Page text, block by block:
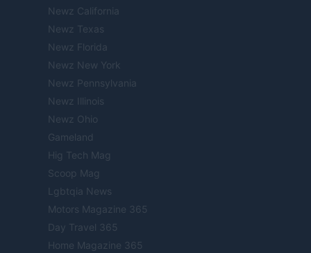
Newz California
Newz Texas
Newz Florida
Newz New York
Newz Pennsylvania
Newz Illinois
Newz Ohio
Gameland
Hig Tech Mag
Scoop Mag
Lgbtqia News
Motors Magazine 365
Day Travel 365
Home Magazine 365